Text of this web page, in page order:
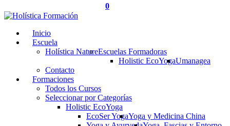
0
Inicio
Escuela
Holística NatureEscuelas Formadoras
Holistic EcoYogaUmanagea
Contacto
Formaciones
Todos los Cursos
Seleccionar por Categorías
Holistic EcoYoga
EcoSer YogaYoga y Medicina China